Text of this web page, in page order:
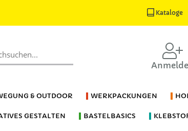
Kataloge
& OUTDOOR WERKPACKUNGEN
GESTALTEN BASTELBASICS